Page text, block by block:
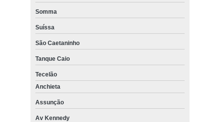
Somma
Suíssa
São Caetaninho
Tanque Caio
Tecelão
Anchieta
Assunção
Av Kennedy